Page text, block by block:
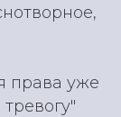
права уже